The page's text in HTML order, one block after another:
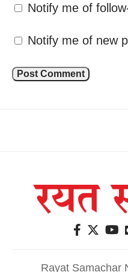
Notify me of
Notify me of new
Rayat Samachar